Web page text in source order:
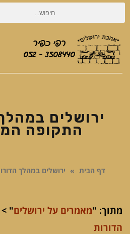
ירושלים
התקופה
דף הבית » ירושלים במהלך
מתוך: "מאמרים על ירושלים" >
הדורות